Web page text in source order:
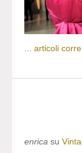
articoli
enrica su